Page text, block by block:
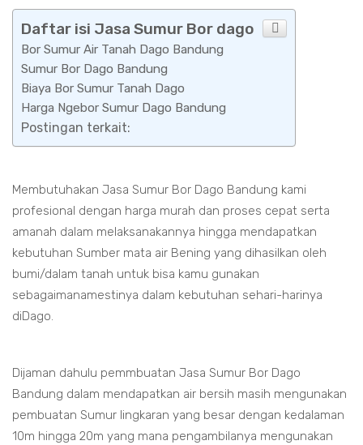
Daftar isi Jasa Sumur Bor dago
Bor Sumur Air Tanah Dago Bandung
Sumur Bor Dago Bandung
Biaya Bor Sumur Tanah Dago
Harga Ngebor Sumur Dago Bandung
Postingan terkait:
Membutuhakan Jasa Sumur Bor Dago Bandung kami
profesional dengan harga murah dan proses cepat serta
amanah dalam melaksanakannya hingga mendapatkan
kebutuhan Sumber mata air Bening yang dihasilkan oleh
bumi/dalam tanah untuk bisa kamu gunakan
sebagaimanamestinya dalam kebutuhan sehari-harinya
diDago.
Dijaman dahulu pemmbuatan Jasa Sumur Bor Dago
Bandung dalam mendapatkan air bersih masih mengunakan
pembuatan Sumur lingkaran yang besar dengan kedalaman
10m hingga 20m yang mana pengambilanya mengunakan